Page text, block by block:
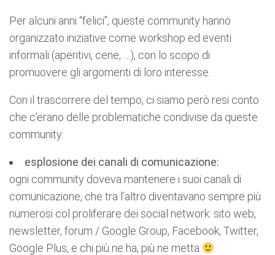
Per alcuni anni “felici”, queste community hanno
organizzato iniziative come workshop ed eventi
informali (aperitivi, cene, …), con lo scopo di
promuovere gli argomenti di loro interesse.
Con il trascorrere del tempo, ci siamo però resi conto
che c’erano delle problematiche condivise da queste
community:
esplosione dei canali di comunicazione:
ogni community doveva mantenere i suoi canali di
comunicazione, che tra l’altro diventavano sempre più
numerosi col proliferare dei social network: sito web,
newsletter, forum / Google Group, Facebook, Twitter,
Google Plus, e chi più ne ha, più ne metta